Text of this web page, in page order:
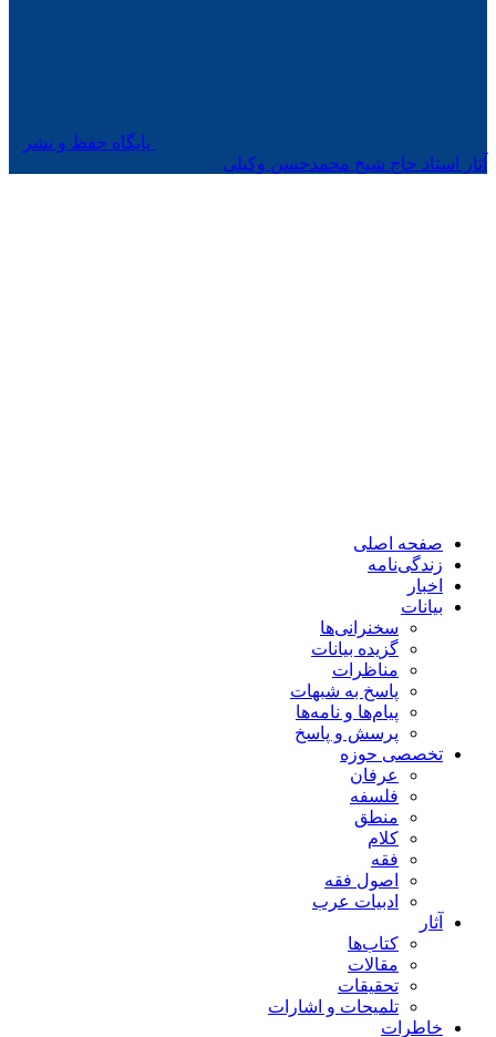
پایگاه حفظ و نشر
آثار استاد حاج شیخ محمدحسن وکیلی
صفحه اصلی
زندگی‌نامه
اخبار
بیانات
سخنرانی‌ها
گزیده بیانات
مناظرات
پاسخ به شبهات
پیام‌ها و نامه‌ها
پرسش و پاسخ
تخصصی حوزه
عرفان
فلسفه
منطق
کلام
فقه
اصول فقه
ادبیات عرب
آثار
کتاب‌ها
مقالات
تحقیقات
تلمیحات و اشارات
خاطرات